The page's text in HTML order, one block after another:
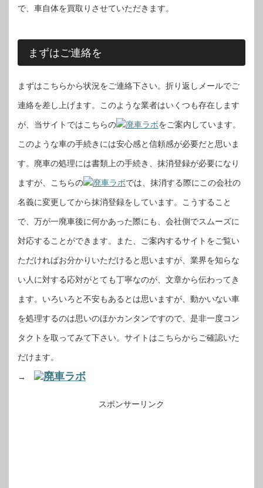
で、車自体を買取りさせていただきます。
まずはご連絡を
まずはこちらから状況をご連絡下さい。折り返しメールでご
連絡を差し上げます。このような業者はいくつも存在します
が、当サイトではこちらの 廃車ラボをご案内しています。
このような車の手続きには安心感と信頼感が必要だと思いま
す。廃車の処理には書類上の手続き、抹消登録が必要になり
ますが、こちらの 廃車ラボでは、抹消する際にこの会社の
名義に変更してから抹消登録をしています。こうすること
で、万が一廃車後に何かあった際にも、会社側でスムーズに
対応することができます。また、ご案内するサイトをご覧い
ただければお分かりいただけると思いますが、業界を知らな
い人に対する応対がとても丁寧なのが、文章から伝わってき
ます。いろいろと不安もあるとは思いますが、動かいない車
を処理するのは思いのほかカンタンですので、是非一度コン
タクトを取ってみて下さい。サイトはこちらからご確認いた
だけます。
→ 廃車ラボ
スポンサーリンク